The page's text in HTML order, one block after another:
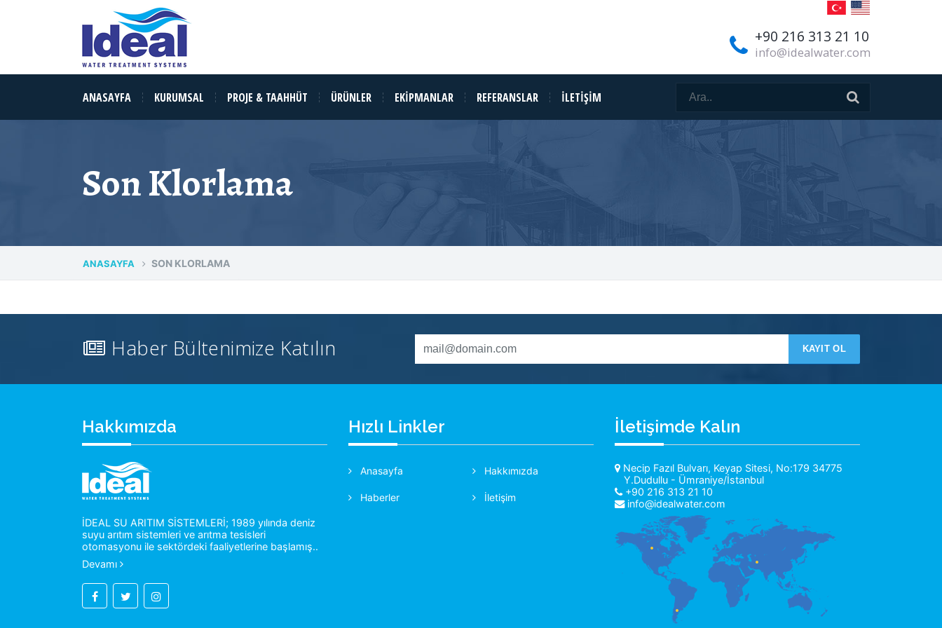
+90 216 313 21 10
info@idealwater.com
ANASAYFA KURUMSAL PROJE & TAAHHÜT ÜRÜNLER EKIPMANLAR REFERANSLAR İLETIŞIM
Son Klorlama
ANASAYFA SON KLORLAMA
Haber Bültenimize Katılın KAYIT OL
Hakkımızda
İDEAL SU ARITIM SİSTEMLERİ; 1989 yılında deniz
suyu arıtım sistemleri ve arıtma tesisleri
otomasyonu ile sektördeki faaliyetlerine başlamış..
Devamı
Hızlı Linkler
Anasayfa Hakkımızda
Haberler İletişim
İletişimde Kalın
Necip Fazıl Bulvarı, Keyap Sitesi, No:179 34775
Y.Dudullu - Ümraniye/İstanbul
+90 216 313 21 10
info@idealwater.com